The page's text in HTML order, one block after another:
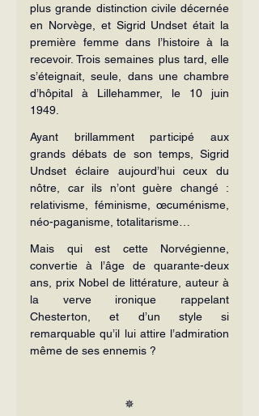
plus grande distinction civile décernée
en Norvège, et Sigrid Undset était la
première femme dans l’histoire à la
recevoir. Trois semaines plus tard, elle
s’éteignait, seule, dans une chambre
d’hôpital à Lillehammer, le 10 juin
1949.
Ayant brillamment participé aux
grands débats de son temps, Sigrid
Undset éclaire aujourd’hui ceux du
nôtre, car ils n’ont guère changé :
relativisme, féminisme, œcuménisme,
néo-paganisme, totalitarisme…
Mais qui est cette Norvégienne,
convertie à l’âge de quarante-deux
ans, prix Nobel de littérature, auteur à
la verve ironique rappelant
Chesterton, et d’un style si
remarquable qu’il lui attire l’admiration
même de ses ennemis ?
✵